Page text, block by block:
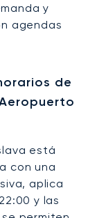
y
agendas
de
está
con una
aplica
y las